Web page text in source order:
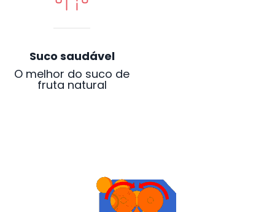
Suco saudável
O melhor do suco de
fruta natural